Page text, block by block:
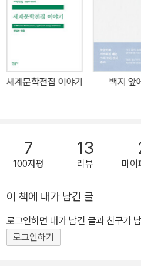
로 써보고 싶다고 대답한다. 《뜻밖
었다. 이후 할머니 할아버지를 떠나보내고, 작가는 마치 두 사람을 바
라보듯 자신과 함께 살아가는 여러
당신을 알고 싶다고. 나는 당신의 이
같이 들려줄 만한 이야기가 없다고
을 보여주던 이들의 이야기는 대부
시선이 머물렀던 자신의 마음이, 그
해지고 환해지는 마음이, 자신이 오
었다는 것을. 여러 매거진에서 일하며 많은 인터뷰를 해왔지만, ‘노
음뿐이었다. 겪어본 적도, 겪어볼 수
당연히 모름과 모를 수밖에 없음의
도 “헤맨 만큼 자기 땅이 된다는 말”
세계문학전집 이야기 백지 앞
7
100자평
13
리뷰 마이
이 책에 내가 남긴 글
로그인하면 내가 남긴 글과 친구가
로그인하기